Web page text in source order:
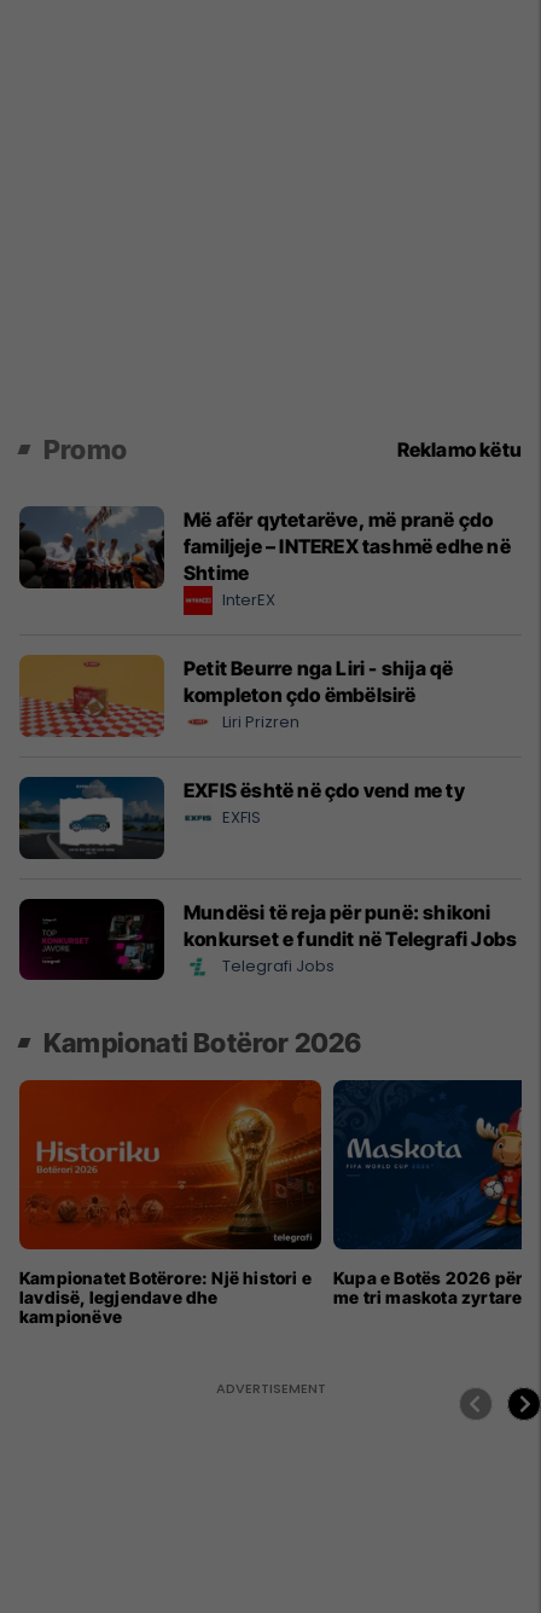
Promo Reklamo këtu
Më afër qytetarëve, më pranë çdo
familjeje – INTEREX tashmë edhe në
Shtime
InterEX
Petit Beurre nga Liri - shija që
kompleton çdo ëmbëlsirë
Liri Prizren
EXFIS është në çdo vend me ty
EXFIS
Mundësi të reja për punë: shikoni
konkurset e fundit në Telegrafi Jobs
Telegrafi Jobs
Kampionati Botëror 2026
Kampionatet Botërore: Një histori e
lavdisë, legjendave dhe
kampionëve
Kupa e Botës 2026 për
me tri maskota zyrtare